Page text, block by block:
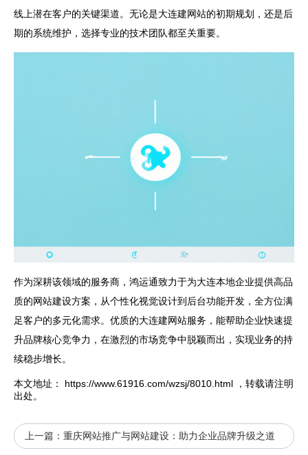
线上潜在客户的关键渠道。无论是大连建网站的初期规划，还是后
期的系统维护，选择专业的技术团队都至关重要。
作为深耕该领域的服务商，鸿运通致力于为大连本地企业提供高品
质的网站建设方案，从个性化视觉设计到后台功能开发，全方位满
足客户的多元化需求。优质的大连建网站服务，能帮助企业快速提
升品牌核心竞争力，在激烈的市场竞争中脱颖而出，实现业务的持
续稳步增长。
本文地址： https://www.61916.com/wzsj/8010.html
，转载请注明
出处。
上一篇： 重庆网站推广与网站建设：助力企业品牌升级之道